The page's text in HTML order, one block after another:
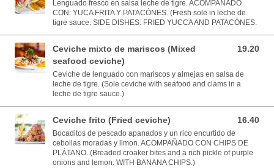
Lenguado fresco en salsa leche de tigre. ACOMPAÑADO
CON: YUCA FRITA Y PATACÓNES. (Fresh sole in leche de
tigre sauce. SIDE DISHES: FRIED YUCCA AND PATACÓNES.
Ceviche mixto de mariscos (Mixed
seafood ceviche)
19.20
19.20 USD
Ceviche de lenguado con mariscos y almejas en salsa de
leche de tigre. (Sole ceviche with seafood and clams in a
leche de tigre sauce.)
Ceviche frito (Fried ceviche) 16.40
16.40 USD
Bocaditos de pescado apanados y un rico encurtido de
cebollas moradas y limon. ACOMPAÑADO CON CHIPS DE
PLÁTANO. (Breaded croaker bites and a rich pickle of purple
onions and lemon. WITH BANANA CHIPS.)